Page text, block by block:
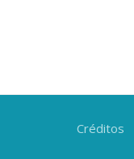
Créditos